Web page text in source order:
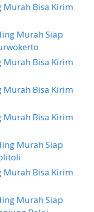
Murah Bisa Kirim
Murah Siap
Murah Bisa Kirim
Murah Bisa Kirim
Murah Bisa Kirim
Murah Siap
Murah Bisa Kirim
Murah Siap